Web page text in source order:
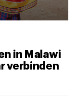
in Malawi
verbinden